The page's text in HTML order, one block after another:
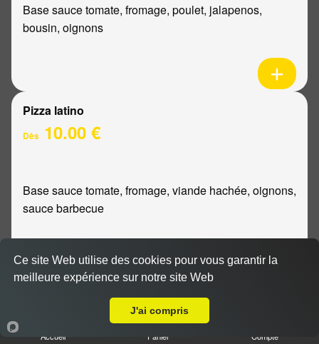
Base sauce tomate, fromage, poulet, jalapenos,
bousin, oignons
Pizza latino
Dès 10.00 €
Base sauce tomate, fromage, viande hachée, oignons,
sauce barbecue
Accueil Panier Compte
Ce site Web utilise des cookies pour vous garantir la
meilleure expérience sur notre site Web
J'ai compris